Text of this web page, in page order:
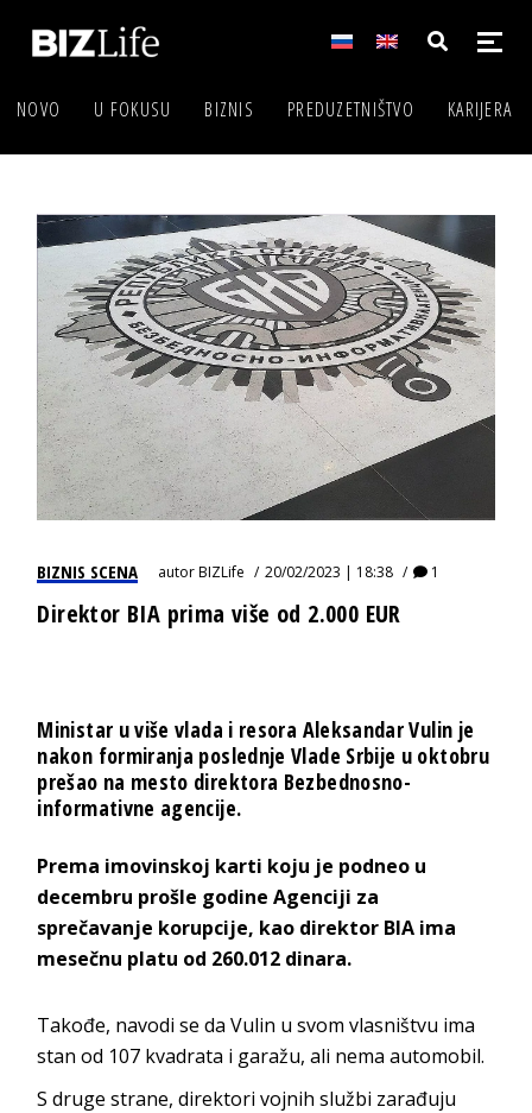
NOVO U FOKUSU BIZNIS PREDUZETNIŠTVO KARIJERA
BIZNIS SCENA autorBIZLife 20/02/2023 | 18:38 1
Direktor BIA prima više od 2.000 EUR
Ministar u više vlada i resora Aleksandar Vulin je
nakon formiranja poslednje Vlade Srbije u oktobru
prešao na mesto direktora Bezbednosno-
informativne agencije.
Prema imovinskoj karti koju je podneo u
decembru prošle godine Agenciji za
sprečavanje korupcije, kao direktor BIA ima
mesečnu platu od 260.012 dinara.
Takođe, navodi se da Vulin u svom vlasništvu ima
stan od 107 kvadrata i garažu, ali nema automobil.
S druge strane, direktori vojnih službi zarađuju